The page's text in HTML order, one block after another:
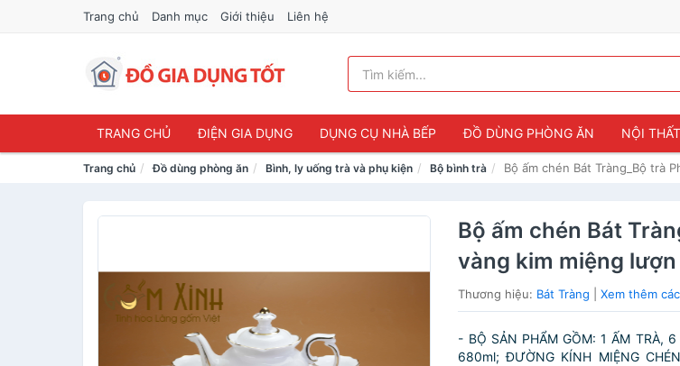
Trang chủ Danh mục Giới thiệu Liên hệ
TRANG CHỦ ĐIỆN GIA DỤNG DỤNG CỤ NHÀ BẾP ĐỒ DÙNG PHÒNG ĂN NỘI
Trang chủ Đồ dùng phòng ăn Bình, ly uống trà và phụ kiện Bộ bình trà Bộ ấm chén Bát Tràng_Bộ trà
Bộ ấm chén Bát
vàng kim miệng lượn
Thương hiệu: Bát Tràng |Xem thêm
- BỘ SẢN PHẨM GỒM: 1 ẤM TRÀ,
680ml; ĐƯỜNG KÍNH MIỆNG